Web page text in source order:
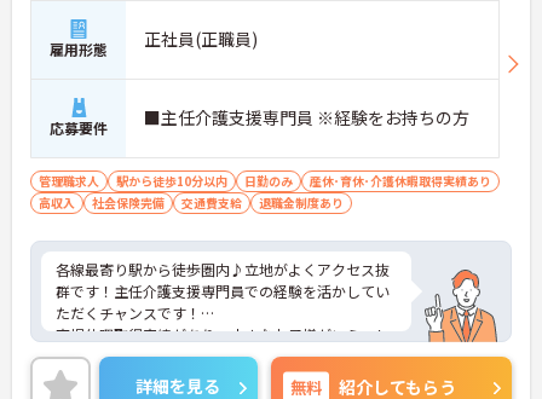
雇用形態 正社員(正職員)
応募要件 ■主任介護支援専門員 ※経験をお持ちの方
管理職求人 駅から徒歩10分以内 日勤のみ
産休･育休･介護休暇取得実績あり
高収入
社会保険完備 交通費支給 退職金制度あり
各線最寄り駅から徒歩圏内♪立地がよくアクセス抜
群です！主任介護支援専門員での経験を活かしてい
ただくチャンスです！
育児休暇取得実績があり、小さなお子様がいらっし
ゃる方に理解があるので、子育て中の方や将来結婚
や出産をお考えの方も安心してお仕事をスタートで
詳細を見る 無料 紹介してもらう